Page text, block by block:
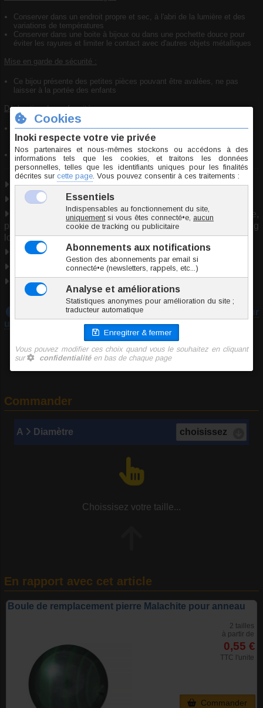
Conserver dans un endroit propre et sec, à l'abri de la lumière et des
variations de températures
Conserver dans une boite à bijoux ou dans une pochette douce pour
éviter les rayures et limiter le contact avec d'autres objets métalliques
Mise en garde de sécurité :
Ce bijou présente des petites pièces pouvant être avalées, ne pas
laisser à la portée des enfants
Déclaration de conformité :
Bijou conforme aux normes de sécurité en vigueur concernant les
substances dangereuses et respectant les exigences de la
règlementation REACH
Pierre naturelle garantie
Pierre naturelle
2 tailles
Utilisable pour : piercing arcade, piercing cartilage,
piercing génital, piercing lèvre, piercing nombril, piercing
lobe, piercing septum, piercing téton.
Marque Inoki
Origine Chine
Entretien des bijoux de piercing
Téléchargez notre guide :Prendre les mesures pour
un piercing
Commander
A Diamètre
Choissisez votre taille...
En rapport avec cet article
Boule de remplacement pierre Malachite pour anneau
2 tailles
à partir de
0,55 €
TTC l'unite
Commander